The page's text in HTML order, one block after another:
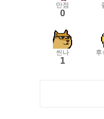
만점
0
씬나
1
후